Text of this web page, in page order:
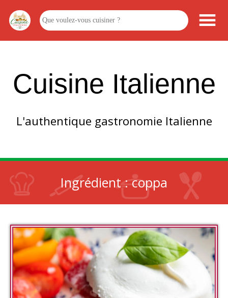
Cuisine Italienne
L'authentique gastronomie Italienne
Ingrédient :coppa